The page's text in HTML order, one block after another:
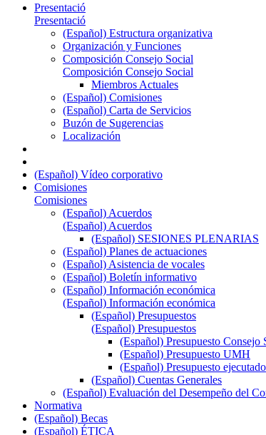
Presentació
Presentació
(Español) Estructura organizativa
Organización y Funciones
Composición Consejo Social
Composición Consejo Social
Miembros Actuales
(Español) Comisiones
(Español) Carta de Servicios
Buzón de Sugerencias
Localización
(Español) Vídeo corporativo
Comisiones
Comisiones
(Español) Acuerdos
(Español) Acuerdos
(Español) SESIONES PLENARIAS
(Español) Planes de actuaciones
(Español) Asistencia de vocales
(Español) Boletín informativo
(Español) Información económica
(Español) Información económica
(Español) Presupuestos
(Español) Presupuestos
(Español) Presupuesto Consejo
(Español) Presupuesto UMH
(Español) Presupuesto ejecutado
(Español) Cuentas Generales
(Español) Evaluación del Desempeño del
Normativa
(Español) Becas
(Español) ÉTICA